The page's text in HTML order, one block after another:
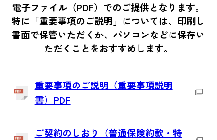
電子ファイル（PDF）でのご提供となります。
特に「重要事項のご説明」については、印刷し
書面で保管いただくか、パソコンなどに保存い
ただくことをおすすめします。
重要事項のご説明（重要事項説明
書）PDF
ご契約のしおり（普通保険約款・特